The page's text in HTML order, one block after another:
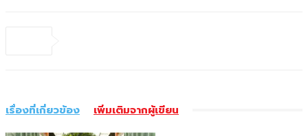
เรื่องที่เกี่ยวข้อง เพิ่มเติมจากผู้เขียน